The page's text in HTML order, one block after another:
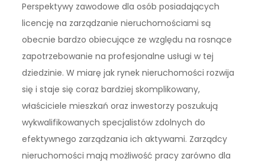
Perspektywy zawodowe dla osób posiadających
licencję na zarządzanie nieruchomościami są
obecnie bardzo obiecujące ze względu na rosnące
zapotrzebowanie na profesjonalne usługi w tej
dziedzinie. W miarę jak rynek nieruchomości rozwija
się i staje się coraz bardziej skomplikowany,
właściciele mieszkań oraz inwestorzy poszukują
wykwalifikowanych specjalistów zdolnych do
efektywnego zarządzania ich aktywami. Zarządcy
nieruchomości mają możliwość pracy zarówno dla